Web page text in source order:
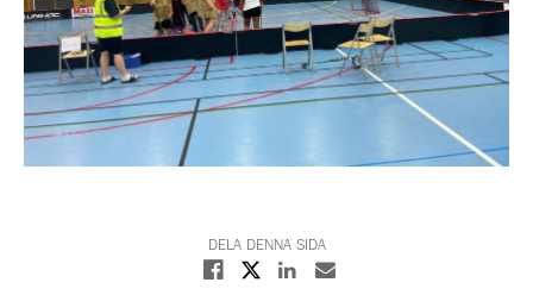
DELA DENNA SIDA
Dela på Facebook
Dela på XDela på Linkedin
Dela med E-post